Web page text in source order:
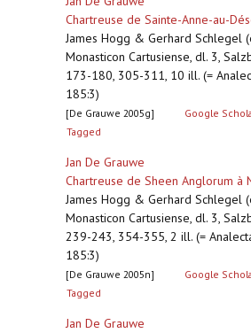
Chartreuse de Sainte-Anne-au-
James Hogg & Gerhard Schlegel
Monasticon Cartusiense, dl. 3,
173-180, 305-311, 10 ill. (=
185:3)
[De Grauwe 2005g] Google
Tagged
Jan De Grauwe
Chartreuse de Sheen Anglorum à
James Hogg & Gerhard Schlegel
Monasticon Cartusiense, dl. 3,
239-243, 354-355, 2 ill. (=
185:3)
[De Grauwe 2005n] Google
Tagged
Jan De Grauwe